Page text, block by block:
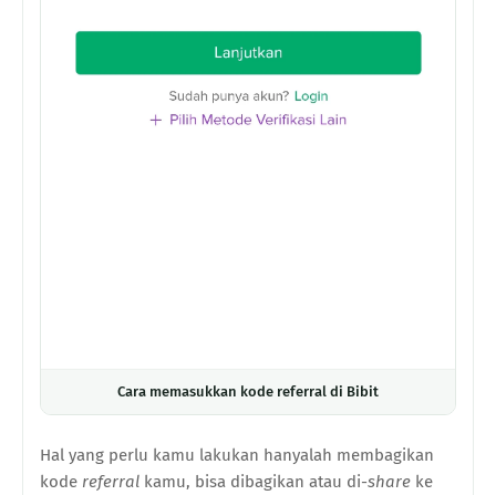
Cara memasukkan kode referral di Bibit
Hal yang perlu kamu lakukan hanyalah membagikan
kode referral kamu, bisa dibagikan atau di-share ke